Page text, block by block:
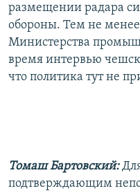
размещении радара
обороны. Тем не
Министерства
время интервью
что политика тут не
Томаш Бартовский:
подтверждающим